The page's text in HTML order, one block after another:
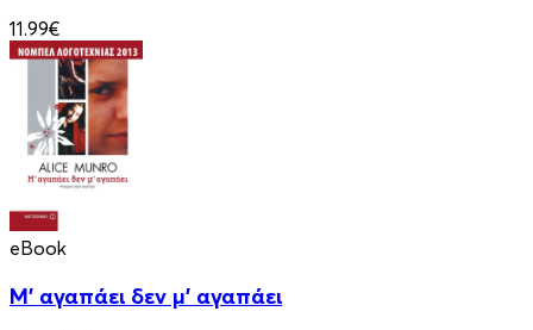
11.99€
eBook
Μ' αγαπάει δεν μ' αγαπάει